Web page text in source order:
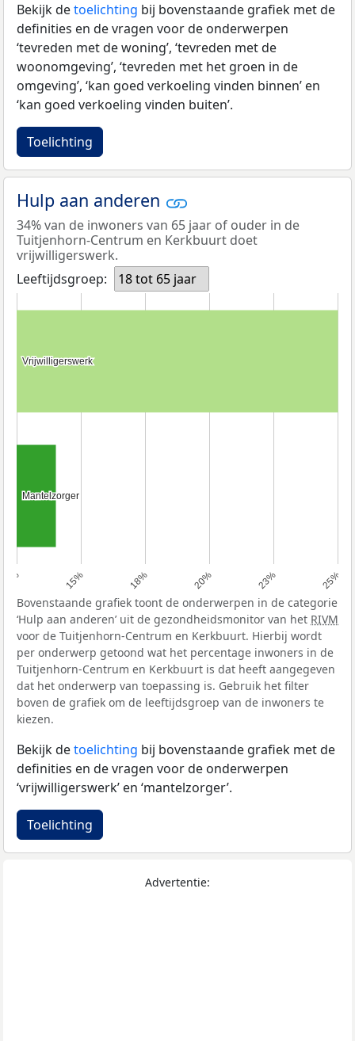
Bekijk detoelichting bij bovenstaande grafiek met de
definities en de vragen voor de onderwerpen
‘tevreden met de woning’, ‘tevreden met de
woonomgeving’, ‘tevreden met het groen in de
omgeving’, ‘kan goed verkoeling vinden binnen’ en
‘kan goed verkoeling vinden buiten’.
Toelichting
Hulp aan anderen
34% van de inwoners van 65 jaar of ouder in de
Tuitjenhorn-Centrum en Kerkbuurt doet
vrijwilligerswerk.
Leeftijdsgroep:
18 tot 65 jaar
13% 15% 18% 20% 23% 25%
Vrijwilligerswerk
Vrijwilligerswerk
Mantelzorger
Mantelzorger
Bovenstaande grafiek toont de onderwerpen in de categorie
‘Hulp aan anderen’ uit de gezondheidsmonitor van het RIVM
voor de Tuitjenhorn-Centrum en Kerkbuurt. Hierbij wordt
per onderwerp getoond wat het percentage inwoners in de
Tuitjenhorn-Centrum en Kerkbuurt is dat heeft aangegeven
dat het onderwerp van toepassing is. Gebruik het filter
boven de grafiek om de leeftijdsgroep van de inwoners te
kiezen.
Bekijk detoelichting bij bovenstaande grafiek met de
definities en de vragen voor de onderwerpen
‘vrijwilligerswerk’ en ‘mantelzorger’.
Toelichting
Advertentie: